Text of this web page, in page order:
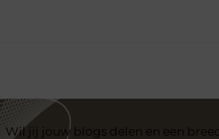
Wil jij jouw blogs delen en een